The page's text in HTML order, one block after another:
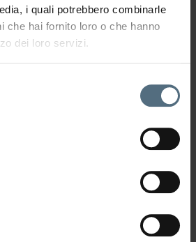
i quali potrebbero combinarle
che hai fornito loro o che hanno
dei loro servizi.